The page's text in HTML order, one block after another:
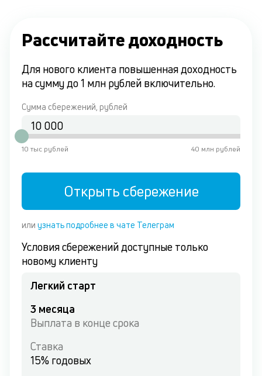
Рассчитайте доходность
Для нового клиента повышенная доходность
на сумму до 1 млн рублей включительно.
Сумма сбережений, рублей
10 тыс рублей 40 млн рублей
Открыть сбережение
или узнать подробнее в чате Телеграм
Условия сбережений доступные только
новому клиенту
Легкий старт
3 месяца
Выплата в конце срока
Ставка
15% годовых